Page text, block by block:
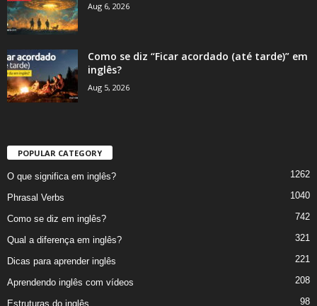
Aug 6, 2026
Como se diz “Ficar acordado (até tarde)” em
inglês?
Aug 5, 2026
POPULAR CATEGORY
O que significa em inglês? 1262
Phrasal Verbs 1040
Como se diz em inglês? 742
Qual a diferença em inglês? 321
Dicas para aprender inglês 221
Aprendendo inglês com vídeos 208
Estruturas do inglês 98